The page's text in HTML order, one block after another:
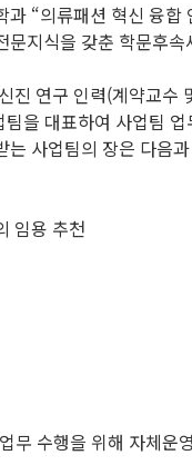
“의류패션 혁신 융
지식을 갖춘 학문후
연구 인력(계약교수
을 대표하여 사업팀
사업팀의 장은 다음
임용 추천
수행을 위해 자체운